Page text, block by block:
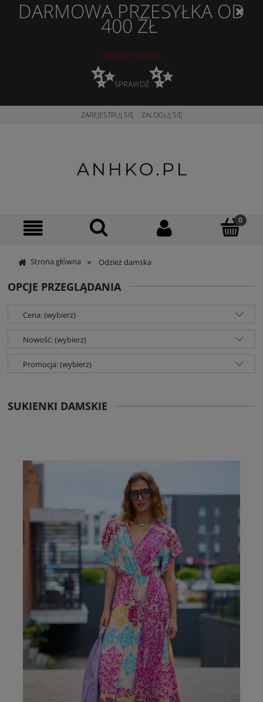
DARMOWA PRZESYŁKA OD
400 ZŁ
NOWA KOLEKCJA
✨SPRAWDŹ✨
ZAREJESTRUJ SIĘ ZALOGUJ SIĘ
Strona główna » Odzież damska
OPCJE PRZEGLĄDANIA
Cena: (wybierz)
Nowość: (wybierz)
Promocja: (wybierz)
SUKIENKI DAMSKIE